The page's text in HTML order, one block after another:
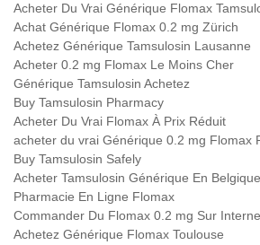
Acheter Du Vrai Générique Flomax
Achat Générique Flomax 0.2 mg Zürich
Achetez Générique Tamsulosin Lausanne
Acheter 0.2 mg Flomax Le Moins Cher
Générique Tamsulosin Achetez
Buy Tamsulosin Pharmacy
Acheter Du Vrai Flomax À Prix Réduit
acheter du vrai Générique 0.2 mg Flomax
Buy Tamsulosin Safely
Acheter Tamsulosin Générique En Belgique
Pharmacie En Ligne Flomax
Commander Du Flomax 0.2 mg Sur
Achetez Générique Flomax Toulouse